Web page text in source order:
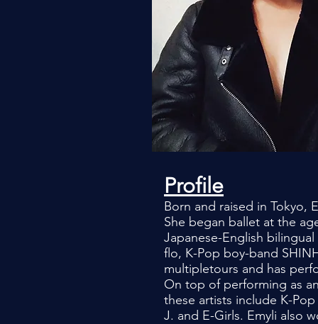
Profile
Born and raised in Tokyo,
She began ballet at the
Japanese-English
flo, K-Pop boy-band
multipletours and has
On top of performing as
these artists include K-Pop
J. and E-Girls. Emyli also